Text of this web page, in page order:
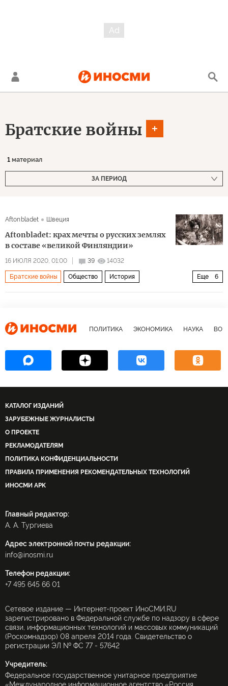
Братские войны
1 материал
ЗА ПЕРИОД
Aftonbladet Швеция
Aftonbladet: крах мечты о русских землях
в составе «великой Финляндии»
16 ИЮЛЯ 2020, 01:00 39 14032
Еще 6
Братские войны Общество История
ПОЛИТИКА ЭКОНОМИКА НАУКА
КАТАЛОГ ИЗДАНИЙ
ЗАРУБЕЖНЫЕ ЖУРНАЛИСТЫ
О ПРОЕКТЕ
РЕКЛАМОДАТЕЛЯМ
ПОЛИТИКА КОНФИДЕНЦИАЛЬНОСТИ
ПРАВИЛА ПРИМЕНЕНИЯ РЕКОМЕНДАТЕЛЬНЫХ ТЕХНОЛОГИЙ
ИНОСМИ APK
Главный редактор:
А. А. Тургиева
Адрес электронной почты редакции:
info@inosmi.ru
Телефон редакции:
+7 495 645 66 01
Сетевое издание — Интернет-проект ИноСМИ.RU
зарегистрировано в Федеральной службе по надзору в сфере
связи, информационных технологий и массовых коммуникаций
(Роскомнадзор) 08 апреля 2014 года. Свидетельство о
регистрации ЭЛ № ФС 77 - 57642
Учредитель:
Федеральное государственное унитарное предприятие